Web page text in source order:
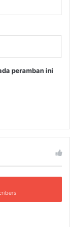
peramban ini